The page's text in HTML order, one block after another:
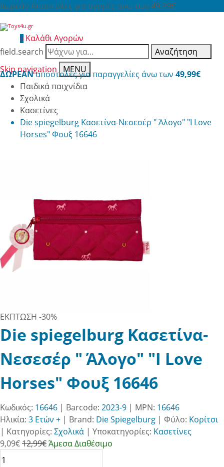
Δωρεάν Αποστολές για αγορές άνω των 49,99€
0 Καλάθι Αγορών
field.search
Αναζήτηση
Skip navigation
MENU
ΔΩΡΕΑΝαποστολές για παραγγελίες άνω των 49,99€
Παιδικά παιχνίδια
Σχολικά
Κασετίνες
Die spiegelburg Κασετίνα-Νεσεσέρ " Άλογο" "I Love
Horses" Φουξ 16646
ΕΚΠΤΩΣΗ -30%
Die spiegelburg Κασετίνα-
Νεσεσέρ " Άλογο" "I Love
Horses" Φουξ 16646
Κωδικός: 16646 | Barcode: 2023-9 | MPN: 16646
Ηλικία: 3 Ετών + | Brand: Die Spiegelburg | Φύλο: Κορίτσι
| Κατηγορίες: Σχολικά | Υποκατηγορίες: Κασετίνες
9,09€12,99€Άμεσα Διαθέσιμο